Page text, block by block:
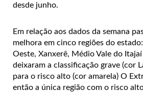
desde junho.
Em relação aos dados da semana
melhora em cinco regiões do
Oeste, Xanxerê, Médio Vale do
deixaram a classificação grave (cor
para o risco alto (cor amarela) O
então a única região com o risco